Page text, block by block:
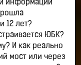
информации
12 лет?
ЮБК?
И как реально
мост или через